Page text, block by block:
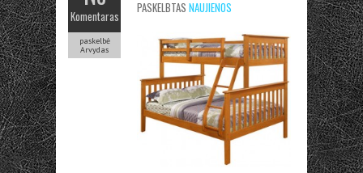
Komentaras
paskelbė
Arvydas
PASKELBTAS NAUJIENOS